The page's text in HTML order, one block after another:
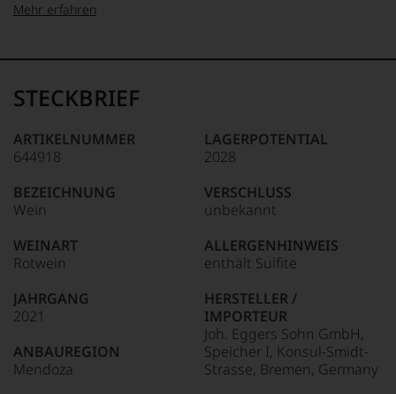
95–98 Punkte:
90–94 Punkte:
Unter 85 Punkte:
Name
Tesdorpf
für
»Fine
für
die
edlen
Weine
der
Welt,
kaum
ein
Das
dokumentieren
Mehr erfahren
STECKBRIEF
ARTIKELNUMMER
644918
BEZEICHNUNG
Wein
WEINART
Rotwein
JAHRGANG
2021
ANBAUREGION
Mendoza
LAGERPOTENTIAL
2028
VERSCHLUSS
unbekannt
ALLERGENHINWEIS
enthält Sulfite
HERSTELLER /
IMPORTEUR
Joh. Eggers Sohn GmbH,
Speicher I, Konsul-Smidt-
Strasse, Bremen, Germany